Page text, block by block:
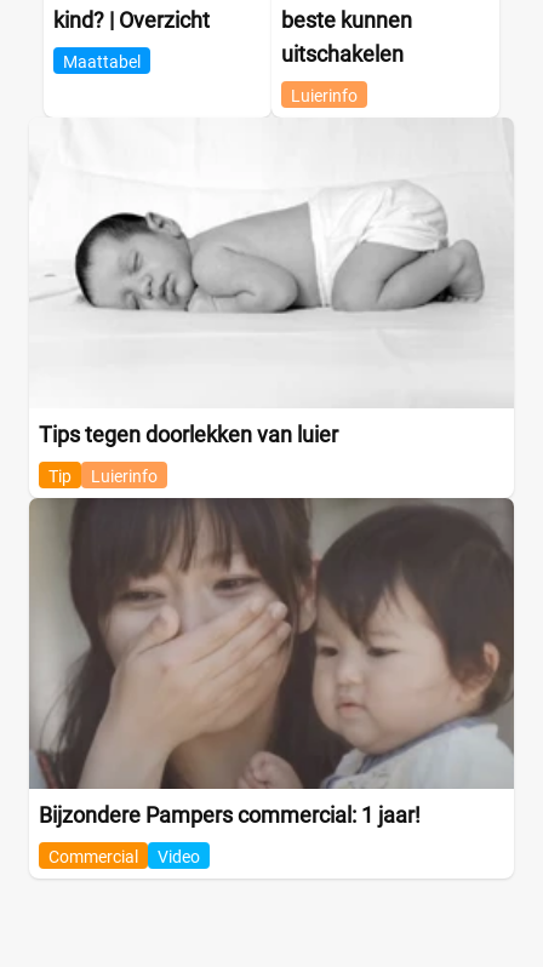
kind? | Overzicht
Maattabel
beste kunnen
uitschakelen
Luierinfo
Tips tegen doorlekken van luier
Tip Luierinfo
Bijzondere Pampers commercial: 1 jaar!
Commercial Video